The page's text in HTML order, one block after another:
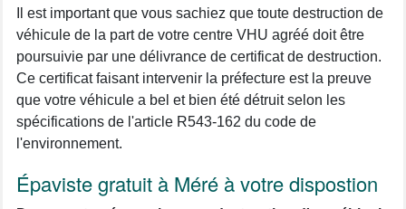
Il est important que vous sachiez que toute destruction de
véhicule de la part de votre centre VHU agréé doit être
poursuivie par une délivrance de certificat de destruction.
Ce certificat faisant intervenir la préfecture est la preuve
que votre véhicule a bel et bien été détruit selon les
spécifications de l'article R543-162 du code de
l'environnement.
Épaviste gratuit à Méré à votre dispostion